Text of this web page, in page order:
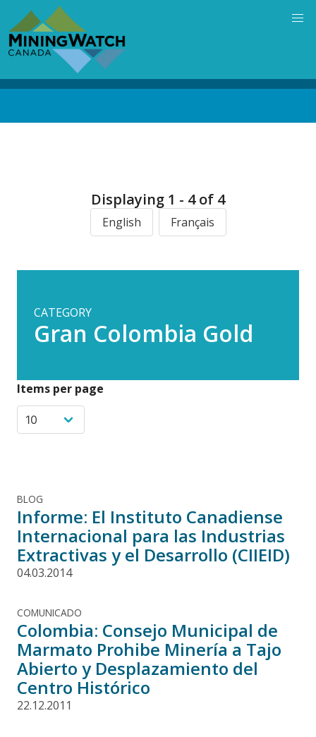
main
content
Displaying 1 - 4 of 4
English Français
CATEGORY
Gran Colombia Gold
Items per page
BLOG
Informe: El Instituto Canadiense
Internacional para las Industrias
Extractivas y el Desarrollo (CIIEID)
04.03.2014
COMUNICADO
Colombia: Consejo Municipal de
Marmato Prohibe Minería a Tajo
Abierto y Desplazamiento del
Centro Histórico
22.12.2011